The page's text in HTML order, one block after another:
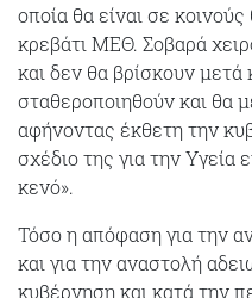
οποία θα είναι σε
κρεβάτι ΜΕΘ. Σοβαρά
και δεν θα βρίσκουν
σταθεροποιηθούν και θα
αφήνοντας έκθετη την
σχέδιο της για την
κενό».
Τόσο η απόφαση για την
και για την αναστολή
κυβέρνηση και κατά την